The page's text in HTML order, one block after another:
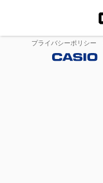
プライバシーポリシー